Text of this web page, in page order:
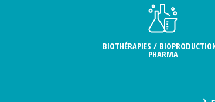
BIOTHÉRAPIES /
PHARMA